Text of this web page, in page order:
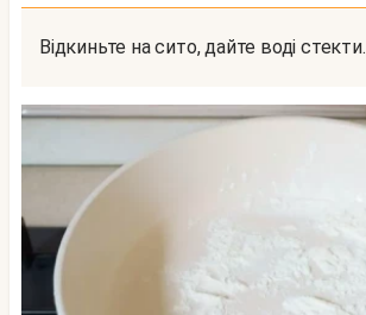
Відкиньте на сито, дайте воді стекти.